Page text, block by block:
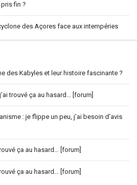
fin ?
des Açores face aux intempéries
des Kabyles et leur histoire fascinante ?
trouvé ça au hasard… [forum]
: je flippe un peu, j’ai besoin d’avis
ça au hasard… [forum]
ça au hasard… [forum]